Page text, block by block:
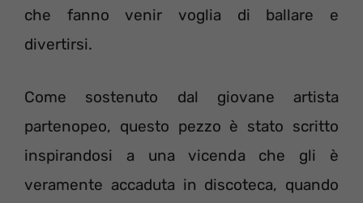
che fanno venir voglia di ballare e
divertirsi.
Come sostenuto dal giovane artista
partenopeo, questo pezzo è stato scritto
inspirandosi a una vicenda che gli è
veramente accaduta in discoteca, quando